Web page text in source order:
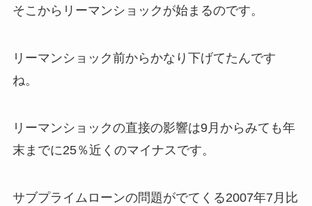
そこからリーマンショックが始まるのです。
リーマンショック前からかなり下げてたんです
ね。
リーマンショックの直接の影響は9月からみても年
末までに25％近くのマイナスです。
サブプライムローンの問題がでてくる2007年7月比